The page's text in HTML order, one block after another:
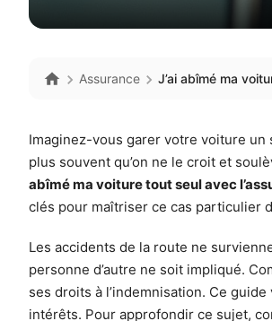
Assurance J’ai abîmé ma
Imaginez-vous garer votre voiture un
plus souvent qu’on ne le croit et
abîmé ma voiture tout seul avec
clés pour maîtriser ce cas particulier
Les accidents de la route ne
personne d’autre ne soit impliqué.
ses droits à l’indemnisation. Ce
intérêts. Pour approfondir ce sujet,